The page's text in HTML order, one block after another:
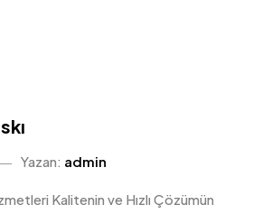
Yazan: admin
Kalitenin ve Hızlı Çözümün